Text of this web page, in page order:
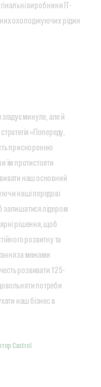
виробники IT-
охолоджуючих рідин
минуле, але й
«Попереду,
прискоренню
їм протистояти
наш основний
наші передові
залишатися лідером
рішення, щоб
розвитку та
за межами
розвивати 125-
потреби
наш бізнес в
Castrol